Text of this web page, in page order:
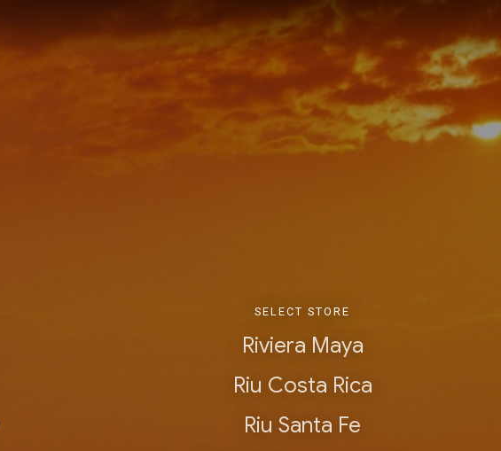
SELECT STORE
Riviera Maya
Riu Costa Rica
Riu Santa Fe